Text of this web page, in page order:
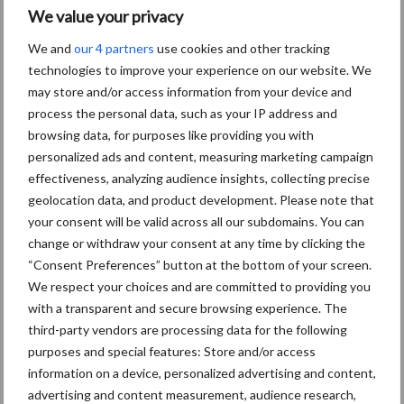
We value your privacy
We and our 4 partners use cookies and other tracking
technologies to improve your experience on our website. We
may store and/or access information from your device and
process the personal data, such as your IP address and
browsing data, for purposes like providing you with
personalized ads and content, measuring marketing campaign
effectiveness, analyzing audience insights, collecting precise
geolocation data, and product development. Please note that
your consent will be valid across all our subdomains. You can
change or withdraw your consent at any time by clicking the
“Consent Preferences” button at the bottom of your screen.
We respect your choices and are committed to providing you
with a transparent and secure browsing experience. The
third-party vendors are processing data for the following
purposes and special features: Store and/or access
information on a device, personalized advertising and content,
advertising and content measurement, audience research,
hoger celgetal minder melk in de tank betekent!
Meer weten overS. aureusen vaccineren?Neem dan contact op
met HIPRA middels het contactformulier.
(1): Y.H. Schukken et al., Efficacy of vaccination on Staphylococcus aureus and coagulase-
negative staphylococci intramammary infection dynamics in 2 dairy herds, J. Dairy Sci. 97
:1–15, 2014